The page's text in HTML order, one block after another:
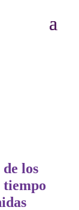
los